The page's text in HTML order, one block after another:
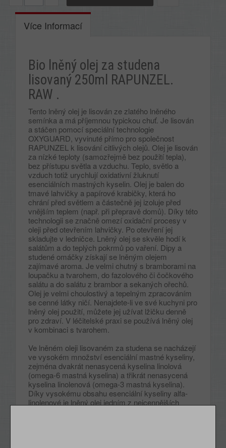
Více Informací
Bio lněný olej za studena
lisovaný 250ml RAPUNZEL.
RAW .
Tento lněný olej je lisován ze zlatého lněného
semínka a má příjemnou typickou chuť. Je lisován
a stáčen pomocí speciální technologie
OXYGUARD, vyvinuté přímo pro společnost
RAPUNZEL k lisování citlivých olejů. Olej je lisován
za nízké teploty (samozřejmě bez použití tepla),
bez přístupu světla a vzduchu. Teplo, světlo a
vzduch totiž urychlují oxidativní žluknutí
esenciálních mastných kyselin. Olej je balen do
tmavé lahvičky a papírové krabičky, která ho
chrání před světlem a částečně jej izoluje před
vnějším teplem (např. při přepravě domů). Díky této
technologii se značně omezí oxidační procesy v
oleji před otevřením lahvičky. Po otevření jej
skladujte v ledničce. Lněný olej se skvěle hodí k
salátům a do teplých pokrmů po vaření. Dipy a
studené omáčky získají se lněným olejem
zajímavé aroma. Je velmi chutný s bramborami na
loupačku a tvarohem, do fazolového či čočkového
salátu a do salátu z brambor a sekaných ořechů.
Olej je velmi choulostivý a tepelným zpracováním
se cenné látky ničí. Nenajdete-li ve své kuchyni pro
lněný olej použití, můžete jej užívat lžičku denně
pro zdraví. V léčitelské praxi se používá lněný olej
v kombinaci s tvarohem.
Ve lněném oleji lisovaném za studena se nacházejí
ve vysokém množství esenciální mastné kyseliny,
zejména dvakrát nenasycená kyselina linolová
(omega-6 mastná kyselina) a třikrát nenasycená
kyselina linolenová (omega-3 mastná kyselina).
Díky vysokému obsahu esenciální kyseliny alfa-
linolenové je lněný olej jedním z nejcennějších